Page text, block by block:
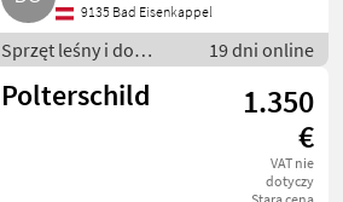
9135 Bad Eisenkappel
Sprzęt leśny i do
obróbki drewna / Inny
sprzęt leśny i do
19 dni online
Polterschild
1.350
€
VAT nie
dotyczy